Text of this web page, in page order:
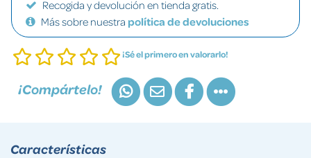
Recogida y devolución en tienda gratis.
Más sobre nuestra política de devoluciones
¡Sé el primero en valorarlo!
¡Compártelo!
Características